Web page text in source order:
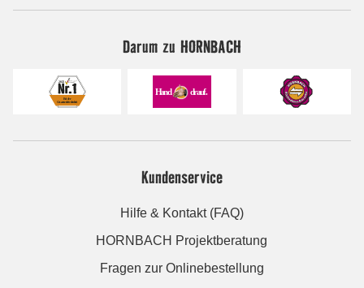
Darum zu HORNBACH
Kundenservice
Hilfe & Kontakt (FAQ)
HORNBACH Projektberatung
Fragen zur Onlinebestellung